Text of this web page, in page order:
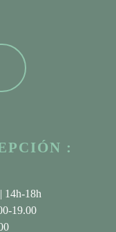
:
14h-18h
19.00